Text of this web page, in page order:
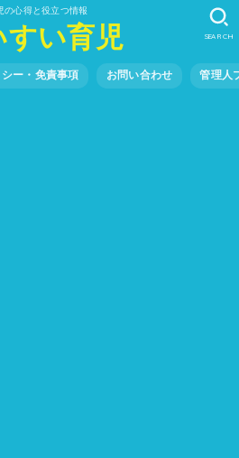
の心得と役立つ情報
すい育児
ー・免責事項 お問い合わせ 管理人
SEARCH